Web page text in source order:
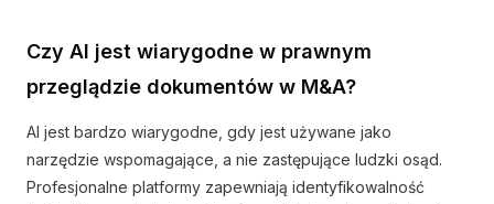
Czy AI jest wiarygodne w prawnym
przeglądzie dokumentów w M&A?
AI jest bardzo wiarygodne, gdy jest używane jako
narzędzie wspomagające, a nie zastępujące ludzki osąd.
Profesjonalne platformy zapewniają identyfikowalność